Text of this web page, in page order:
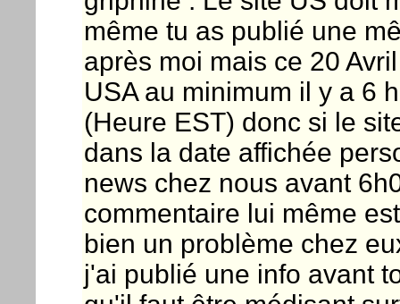
même tu as publié une
après moi mais ce 20
USA au minimum il y a 6
(Heure EST) donc si le
dans la date affichée
news chez nous avant
commentaire lui même
bien un problème chez
j'ai publié une info avant